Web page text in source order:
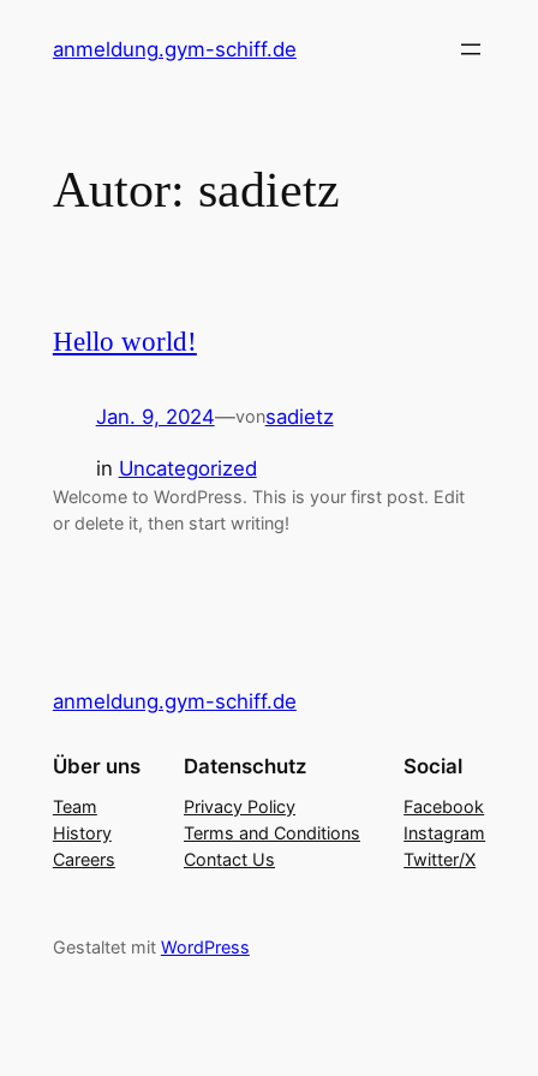
Inhaltanmeldung.gym-schiff.de
Autor: sadietz
Hello world!
Jan. 9, 2024—vonsadietz
in Uncategorized
Welcome to WordPress. This is your first post. Edit
or delete it, then start writing!
anmeldung.gym-schiff.de
Über uns
Team
History
Careers
Datenschutz
Privacy Policy
Terms and Conditions
Contact Us
Social
Facebook
Instagram
Twitter/X
Gestaltet mit WordPress